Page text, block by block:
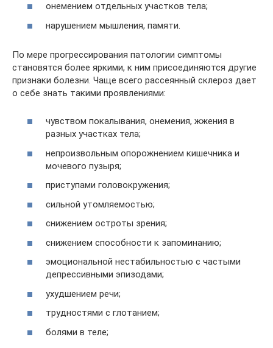
онемением отдельных участков тела;
нарушением мышления, памяти.
По мере прогрессирования патологии симптомы
становятся более яркими, к ним присоединяются другие
признаки болезни. Чаще всего рассеянный склероз дает
о себе знать такими проявлениями:
чувством покалывания, онемения, жжения в
разных участках тела;
непроизвольным опорожнением кишечника и
мочевого пузыря;
приступами головокружения;
сильной утомляемостью;
снижением остроты зрения;
снижением способности к запоминанию;
эмоциональной нестабильностью с частыми
депрессивными эпизодами;
ухудшением речи;
трудностями с глотанием;
болями в теле;